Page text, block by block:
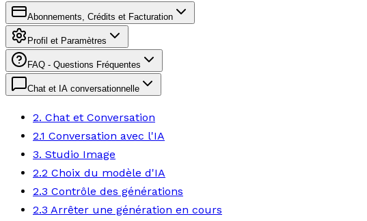
Abonnements, Crédits et Facturation
Profil et Paramètres
FAQ - Questions Fréquentes
Chat et IA conversationnelle
2. Chat et Conversation
2.1 Conversation avec l'IA
3. Studio Image
2.2 Choix du modèle d'IA
2.3 Contrôle des générations
2.3 Arrêter une génération en cours